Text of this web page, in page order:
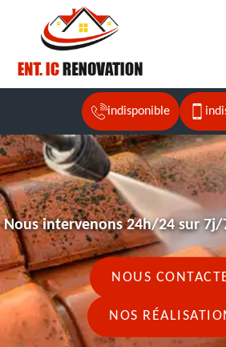
indisponible
Nous intervenons 24h/24 sur 7j/
NOUS
NOS